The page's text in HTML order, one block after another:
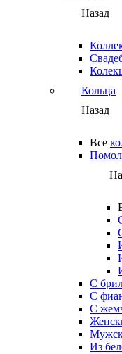
Назад
Кольца
Назад
Все
С
С
С
Из